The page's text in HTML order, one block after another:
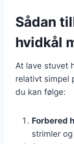
Sådan
hvidkål
At lave stuvet
relativt simpel
du kan følge:
Forbered
strimler